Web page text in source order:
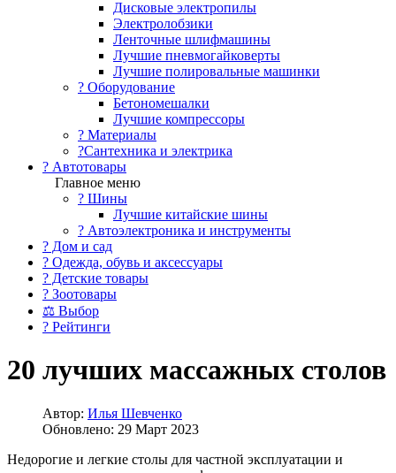
Дисковые электропилы
Электролобзики
Ленточные шлифмашины
Лучшие пневмогайковерты
Лучшие полировальные машинки
?️ Оборудование
Бетономешалки
Лучшие компрессоры
? Материалы
?Сантехника и электрика
? Автотовары
Главное меню
? Шины
Лучшие китайские шины
? Автоэлектроника и инструменты
? Дом и сад
? Одежда, обувь и аксессуары
? Детские товары
? Зоотовары
⚖ Выбор
? Рейтинги
20 лучших массажных столов
Автор: Илья Шевченко
Обновлено: 29 Март 2023
Недорогие и легкие столы для частной эксплуатации и